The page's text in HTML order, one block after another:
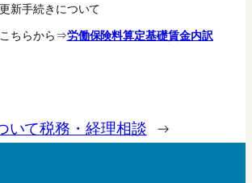
新手続きについて
ちらから⇒労働保険料算定基礎賃金内訳
いて税務・経理相談 →